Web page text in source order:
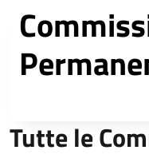
Tutte le